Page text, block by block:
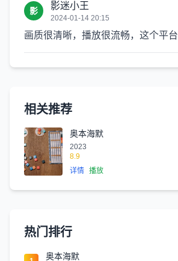
影 影迷小王
2024-01-14 20:15
画质很清晰，播放很流畅，这个平台
相关推荐
奥本海默
2023
8.9
详情 播放
热门排行
奥本海默